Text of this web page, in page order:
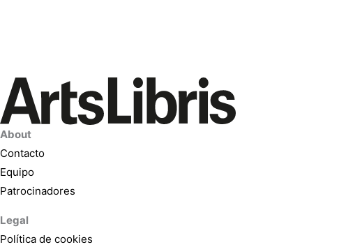
About
Contacto
Equipo
Patrocinadores
Legal
Política de cookies